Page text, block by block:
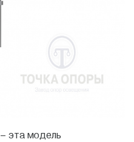
– эта модель